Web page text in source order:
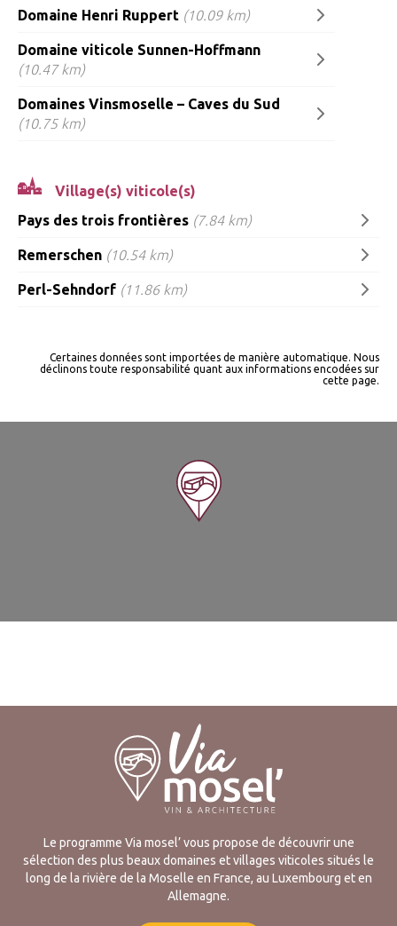
Domaine Henri Ruppert (10.09 km)
Domaine viticole Sunnen-Hoffmann
(10.47 km)
Domaines Vinsmoselle – Caves du Sud
(10.75 km)
Village(s) viticole(s)
Pays des trois frontières (7.84 km)
Remerschen (10.54 km)
Perl-Sehndorf (11.86 km)
Certaines données sont importées de manière automatique. Nous
déclinons toute responsabilité quant aux informations encodées sur
cette page.
Le programme Via mosel’ vous propose de découvrir une
sélection des plus beaux domaines et villages viticoles situés le
long de la rivière de la Moselle en France, au Luxembourg et en
Allemagne.